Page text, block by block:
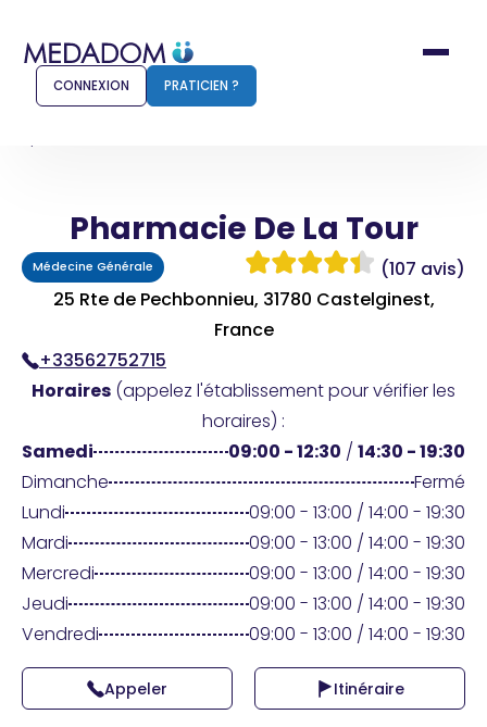
Comment ça marche ?
Pour les patients
Connexion
Praticien ?
CONNEXION PRATICIEN ?
Pharmacie De La Tour
Médecine Générale
(107 avis)
25 Rte de Pechbonnieu, 31780 Castelginest,
France
+33562752715
Horaires (appelez l'établissement pour vérifier les
horaires) :
Samedi
09:00 - 12:30 / 14:30 - 19:30
Dimanche
Fermé
Lundi
09:00 - 13:00 / 14:00 - 19:30
Mardi
09:00 - 13:00 / 14:00 - 19:30
Mercredi
09:00 - 13:00 / 14:00 - 19:30
Jeudi
09:00 - 13:00 / 14:00 - 19:30
Vendredi
09:00 - 13:00 / 14:00 - 19:30
Appeler Itinéraire